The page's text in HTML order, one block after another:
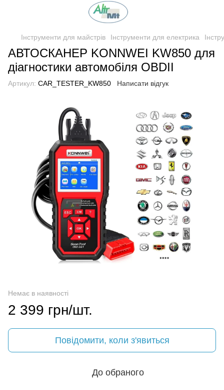
Інструменти для майстрів Інструменти для електрика
АВТОСКАНЕР KONNWEI KW850 для
діагностики автомобіля OBDII
Артикул: CAR_TESTER_KW850 Написати відгук
Немає в наявності
2 399 грн/шт.
Повідомити, коли з'явиться
До обраного